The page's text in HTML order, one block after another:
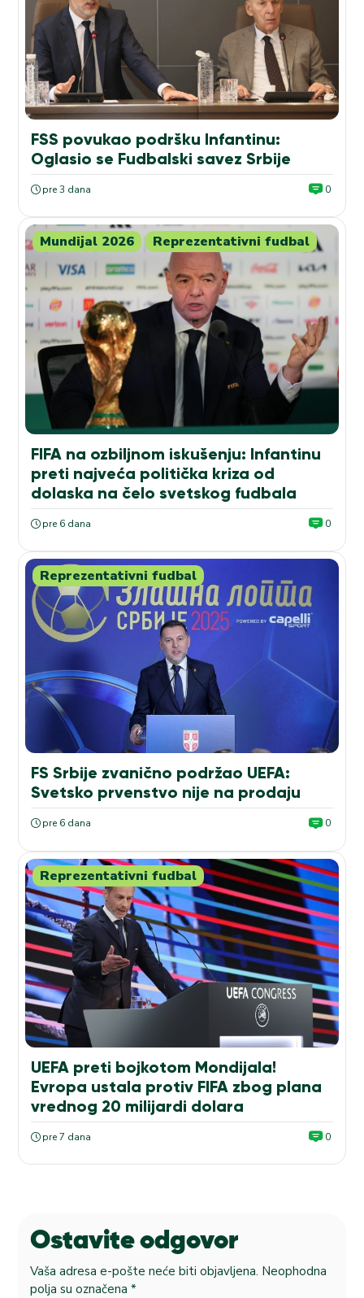
FSS povukao podršku Infantinu:
Oglasio se Fudbalski savez Srbije
pre 3 dana 0
Mundijal 2026 Reprezentativni fudbal
FIFA na ozbiljnom iskušenju: Infantinu
preti najveća politička kriza od
dolaska na čelo svetskog fudbala
pre 6 dana 0
Reprezentativni fudbal
FS Srbije zvanično podržao UEFA:
Svetsko prvenstvo nije na prodaju
pre 6 dana 0
Reprezentativni fudbal
UEFA preti bojkotom Mondijala!
Evropa ustala protiv FIFA zbog plana
vrednog 20 milijardi dolara
pre 7 dana 0
Ostavite odgovor
Vaša adresa e-pošte neće biti objavljena. Neophodna
polja su označena *